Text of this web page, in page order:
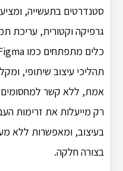
סטנדרטים בתעשייה,
גרפיקה וקטורית, עריכת
תהליכי עיצוב שיתופי,
אמת, ללא קשר למחסומים
רק מייעלות את זרימות
בעיצוב, ומאפשרות ללא
בצורה חלקה.